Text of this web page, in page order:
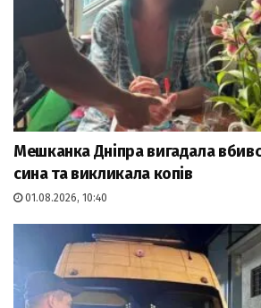
Мешканка Дніпра вигадала
сина та викликала копів
01.08.2026, 10:40